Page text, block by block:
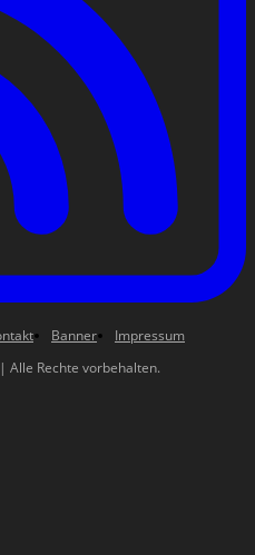
Banner
Impressum
Rechte vorbehalten.